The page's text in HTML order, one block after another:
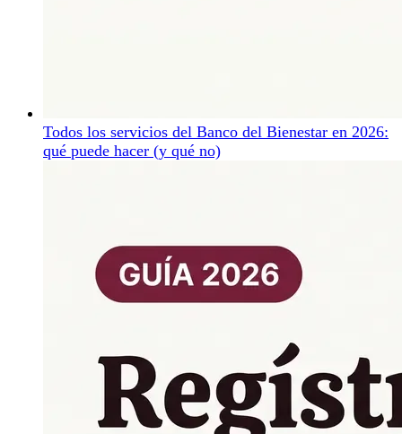
Todos los servicios del Banco del Bienestar en 2026:
qué puede hacer (y qué no)